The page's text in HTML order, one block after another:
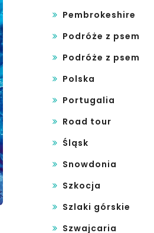
Pembrokeshire
Podróże z psem
Podróże z psem
Polska
Portugalia
Road tour
Śląsk
Snowdonia
Szkocja
Szlaki górskie
Szwajcaria